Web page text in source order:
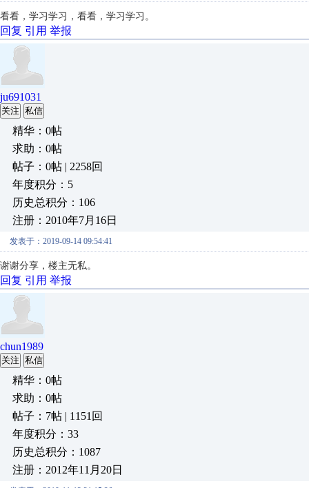
看看，学习学习，看看，学习学习。
回复 引用 举报
ju691031
关注 私信
精华：0帖
求助：0帖
帖子：0帖 | 2258回
年度积分：5
历史总积分：106
注册：2010年7月16日
发表于：2019-09-14 09:54:41
谢谢分享，楼主无私。
回复 引用 举报
chun1989
关注 私信
精华：0帖
求助：0帖
帖子：7帖 | 1151回
年度积分：33
历史总积分：1087
注册：2012年11月20日